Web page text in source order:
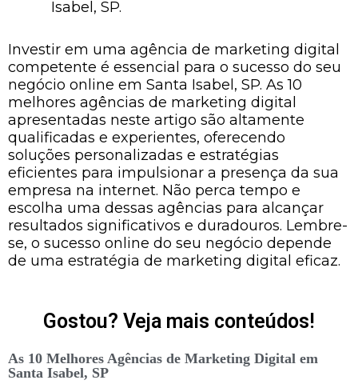
Isabel, SP.
Investir em uma agência de marketing digital
competente é essencial para o sucesso do seu
negócio online em Santa Isabel, SP. As 10
melhores agências de marketing digital
apresentadas neste artigo são altamente
qualificadas e experientes, oferecendo
soluções personalizadas e estratégias
eficientes para impulsionar a presença da sua
empresa na internet. Não perca tempo e
escolha uma dessas agências para alcançar
resultados significativos e duradouros. Lembre-
se, o sucesso online do seu negócio depende
de uma estratégia de marketing digital eficaz.
Gostou? Veja mais conteúdos!
As 10 Melhores Agências de Marketing Digital em
Santa Isabel, SP